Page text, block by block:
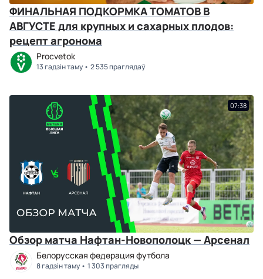
ФИНАЛЬНАЯ ПОДКОРМКА ТОМАТОВ В
АВГУСТЕ для крупных и сахарных плодов:
рецепт агронома
Procvetok
13 гадзін таму 2 535 праглядаў
07:38
Обзор матча Нафтан-Новополоцк — Арсенал
Белорусская федерация футбола
8 гадзін таму 1 303 прагляды